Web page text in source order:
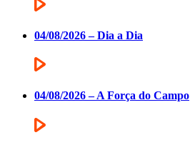
04/08/2026 – Dia a Dia
04/08/2026 – A Força do Campo